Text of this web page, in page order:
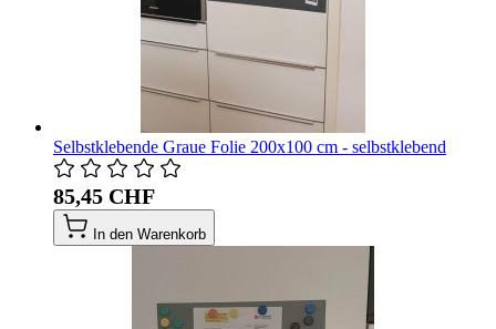
Selbstklebende Graue Folie 200x100 cm - selbstklebend
85,45 CHF
In den Warenkorb